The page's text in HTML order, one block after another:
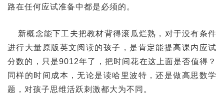
路在任何应试准备中都是必须的。
新概念能下工夫把教材背得滚瓜烂熟，对于没有条件
进行大量原版英文阅读的孩子，是肯定能提高课内应试
分数的，只是9012年了，把时间花在这上面是否值得？
同样的时间成本，无论是读哈里波特，还是做高思数学
题，对孩子思维活跃刺激都大为不同。